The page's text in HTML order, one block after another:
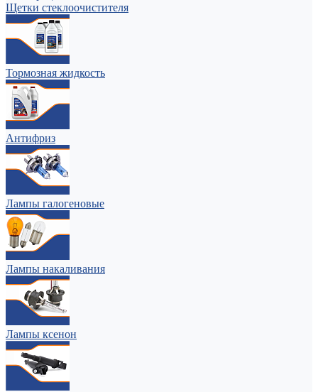
Щетки стеклоочистителя
Тормозная жидкость
Антифриз
Лампы галогеновые
Лампы накаливания
Лампы ксенон